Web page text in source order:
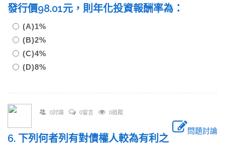
發行價98.01元，則年化投資報酬率為：
(A)1%
(B)2%
(C)4%
(D)8%
0討論 0留言 0追蹤
問題討論
6. 下列何者列有對債權人較為有利之